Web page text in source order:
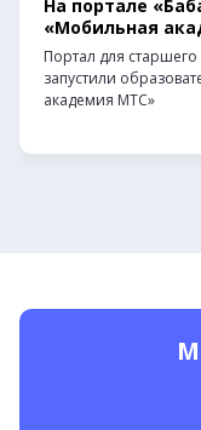
На портале
«Мобильная
Портал для
запустили
академия МТС»